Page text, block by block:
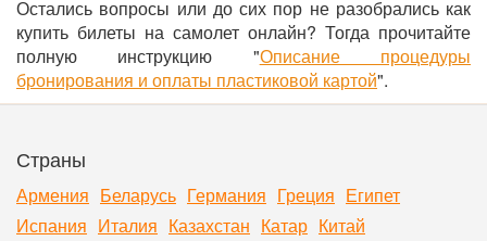
Остались вопросы или до сих пор не разобрались как
купить билеты на самолет онлайн? Тогда прочитайте
полную инструкцию "Описание процедуры
бронирования и оплаты пластиковой картой".
Страны
Армения Беларусь Германия Греция Египет
Испания Италия Казахстан Катар Китай